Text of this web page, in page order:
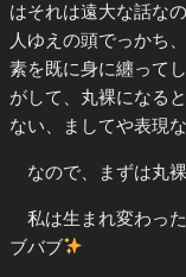
はそれは遠大な話な
人ゆえの頭でっかち
素を既に身に纏って
がして、丸裸になる
ない、ましてや表現
なので、まずは丸裸
私は生まれ変わっ
ブバブ